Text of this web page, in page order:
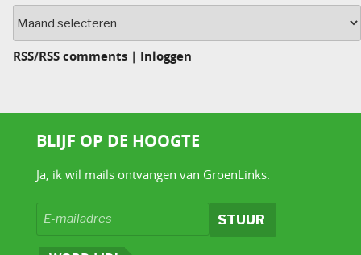
RSS/RSS comments | Inloggen
BLIJF OP DE HOOGTE
Ja, ik wil mails ontvangen van GroenLinks.